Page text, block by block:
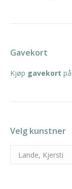
Gavekort
Kjøp gavekort
Velg kunstner